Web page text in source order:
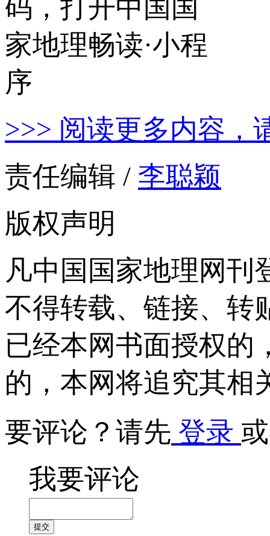
>>> 阅读更多内容，
责任编辑 / 李聪颖
版权声明
凡中国国家地理网刊
不得转载、链接、转
已经本网书面授权的
的，本网将追究其相
要评论？请先 登录
我要评论